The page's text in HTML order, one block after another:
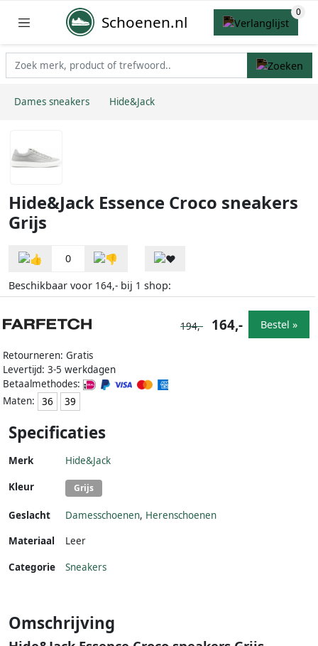
Schoenen.nl
Dames sneakers Hide&Jack
Hide&Jack Essence Croco sneakers
Grijs
0
Beschikbaar voor 164,- bij 1 shop:
Retourneren: Gratis
Levertijd: 3-5 werkdagen
Betaalmethodes:
Maten:
36 39
194,- 164,- Bestel »
Specificaties
Merk Hide&Jack
Kleur Grijs
Geslacht Damesschoenen, Herenschoenen
Materiaal
Leer
Categorie Sneakers
Omschrijving